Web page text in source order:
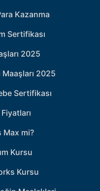
Kazanma
Sertifikası
2025
Maaşları 2025
Sertifikası
Max mi?
Kursu
Kursu